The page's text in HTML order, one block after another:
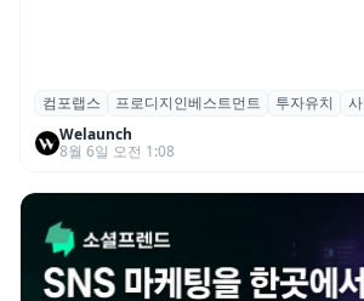
컴포랩스, 프로디지인베스트먼
드 투자 유치
컴포랩스 프로디지인베스트먼트 투자유치
Welaunch
8월 6일 오전 1:08